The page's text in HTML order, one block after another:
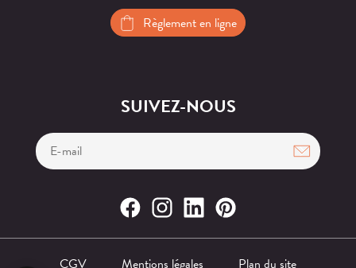
Règlement en ligne
SUIVEZ-NOUS